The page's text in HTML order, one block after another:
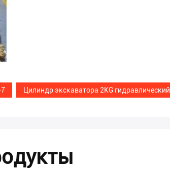
Цилиндр экскаватора 2KG гидравлический